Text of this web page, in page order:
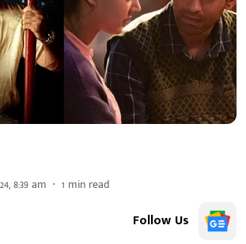
8:39 am 1 min read
Follow Us